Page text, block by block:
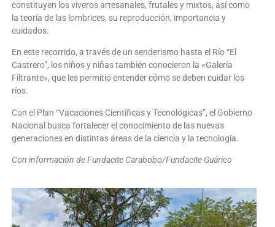
constituyen los viveros artesanales, frutales y mixtos, así como
la teoría de las lombrices, su reproducción, importancia y
cuidados.
En este recorrido, a través de un senderismo hasta el Río “El
Castrero”, los niños y niñas también conocieron la «Galería
Filtrante», que les permitió entender cómo se deben cuidar los
ríos.
Con el Plan “Vacaciones Científicas y Tecnológicas”, el Gobierno
Nacional busca fortalecer el conocimiento de las nuevas
generaciones en distintas áreas de la ciencia y la tecnología.
Con información de Fundacite Carabobo/Fundacite Guárico